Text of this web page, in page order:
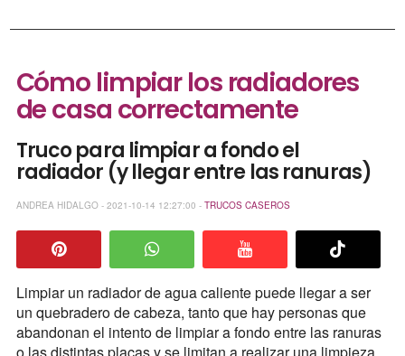
Cómo limpiar los radiadores
de casa correctamente
Truco para limpiar a fondo el
radiador (y llegar entre las ranuras)
ANDREA HIDALGO - 2021-10-14 12:27:00 - TRUCOS CASEROS
Limpiar un radiador de agua caliente puede llegar a ser
un quebradero de cabeza, tanto que hay personas que
abandonan el intento de limpiar a fondo entre las ranuras